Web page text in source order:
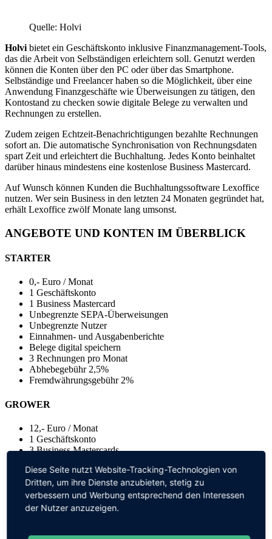
Quelle: Holvi
Holvi bietet ein Geschäftskonto inklusive Finanzmanagement-Tools,
das die Arbeit von Selbständigen erleichtern soll. Genutzt werden
können die Konten über den PC oder über das Smartphone.
Selbständige und Freelancer haben so die Möglichkeit, über eine
Anwendung Finanzgeschäfte wie Überweisungen zu tätigen, den
Kontostand zu checken sowie digitale Belege zu verwalten und
Rechnungen zu erstellen.
Zudem zeigen Echtzeit-Benachrichtigungen bezahlte Rechnungen
sofort an. Die automatische Synchronisation von Rechnungsdaten
spart Zeit und erleichtert die Buchhaltung. Jedes Konto beinhaltet
darüber hinaus mindestens eine kostenlose Business Mastercard.
Auf Wunsch können Kunden die Buchhaltungssoftware Lexoffice
nutzen. Wer sein Business in den letzten 24 Monaten gegründet hat,
erhält Lexoffice zwölf Monate lang umsonst.
ANGEBOTE UND KONTEN IM ÜBERBLICK
STARTER
0,- Euro / Monat
1 Geschäftskonto
1 Business Mastercard
Unbegrenzte SEPA-Überweisungen
Unbegrenzte Nutzer
Einnahmen- und Ausgabenberichte
Belege digital speichern
3 Rechnungen pro Monat
Abhebegebühr 2,5%
Fremdwährungsgebühr 2%
GROWER
12,- Euro / Monat
1 Geschäftskonto
3 Business Mastercards
Unbegrenzte Nutzer
Einnahmen- und Ausgabenberichte
Belege digital speichern
Unbegrenzte Rechnungsstellung
E-Rechnungen erhalten und versenden
Diese Seite nutzt Website-Tracking-Technologien von
Dritten, um ihre Dienste anzubieten, stetig zu
verbessern und Werbung entsprechend den Interessen
der Nutzer anzuzeigen.